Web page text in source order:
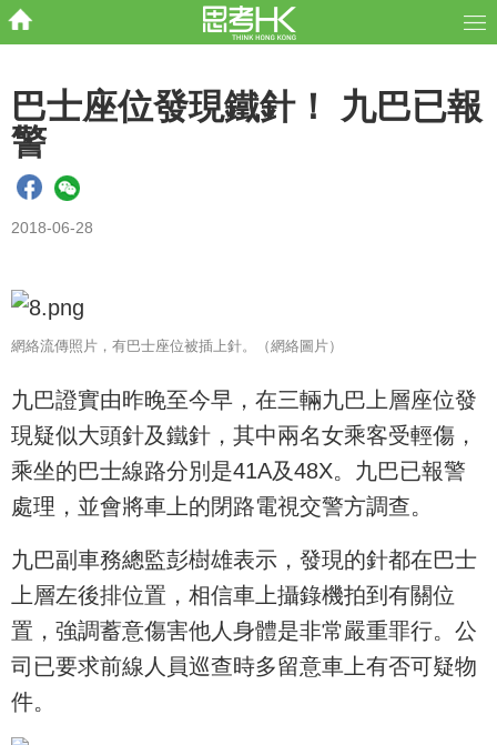
巴士座位發現鐵針！ 九巴已報
警
2018-06-28
網絡流傳照片，有巴士座位被插上針。（網絡圖片）
九巴證實由昨晚至今早，在三輛九巴上層座位發
現疑似大頭針及鐵針，其中兩名女乘客受輕傷，
乘坐的巴士線路分別是41A及48X。九巴已報警
處理，並會將車上的閉路電視交警方調查。
九巴副車務總監彭樹雄表示，發現的針都在巴士
上層左後排位置，相信車上攝錄機拍到有關位
置，強調蓄意傷害他人身體是非常嚴重罪行。公
司已要求前線人員巡查時多留意車上有否可疑物
件。